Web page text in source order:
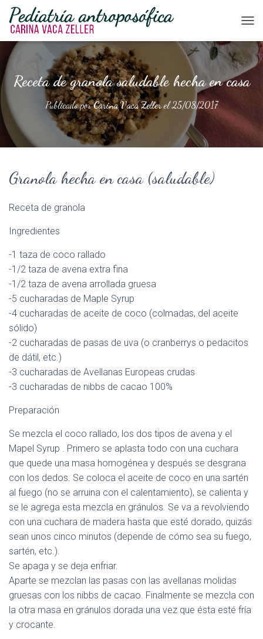
Receta de granola saludable hecha en casa
Publicado porCarina Vaca Zellerel25/08/2017
Granola hecha en casa (saludable)
Receta de granola
Ingredientes
-1 taza de coco rallado
-1/2 taza de avena extra fina
-1/2 taza de avena arrollada gruesa
-5 cucharadas de Maple Syrup
-4 cucharadas de aceite de coco (colmadas, del aceite
sólido)
-2 cucharadas de pasas de uva (o cranberrys o pedacitos
de dátil, etc.)
-3 cucharadas de Avellanas Europeas crudas
-3 cucharadas de nibbs de cacao 100%
Preparación
Se mezcla el coco rallado, los dos tipos de avena y el
Mapel Syrup . Primero se aplasta todo con una cuchara
que quede una masa homogénea y después se desgrana
con los dedos. Se coloca el aceite de coco en una sartén
al fuego (no se arruina con el calentamiento), se calienta y
se le agrega esta mezcla en gránulos. Se va a revolviendo
con una cuchara de madera hasta que esté dorado, quizás
sean unos cinco minutos (depende de cómo sea su fuego,
sartén, etc.).
Se apaga y se deja enfriar.
Aparte se mezclan las pasas con las avellanas molidas
gruesas con los nibbs de cacao. Finalmente se mezcla con
la otra masa en gránulos dorada una vez que ésta esté fría
y crocante.